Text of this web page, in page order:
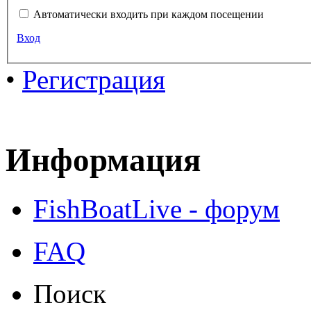
Автоматически входить при каждом посещении
Вход
• Регистрация
Информация
FishBoatLive - форум
FAQ
Поиск